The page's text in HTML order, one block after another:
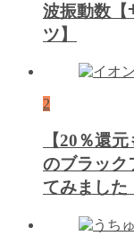
波振動数【
ツ】
2
【20％還
のブラック
てみました